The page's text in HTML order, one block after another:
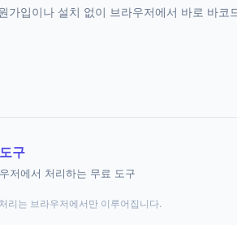
가입이나 설치 없이 브라우저에서 바로 바코
구
저에서 처리하는 무료 도구
리는 브라우저에서만 이루어집니다.